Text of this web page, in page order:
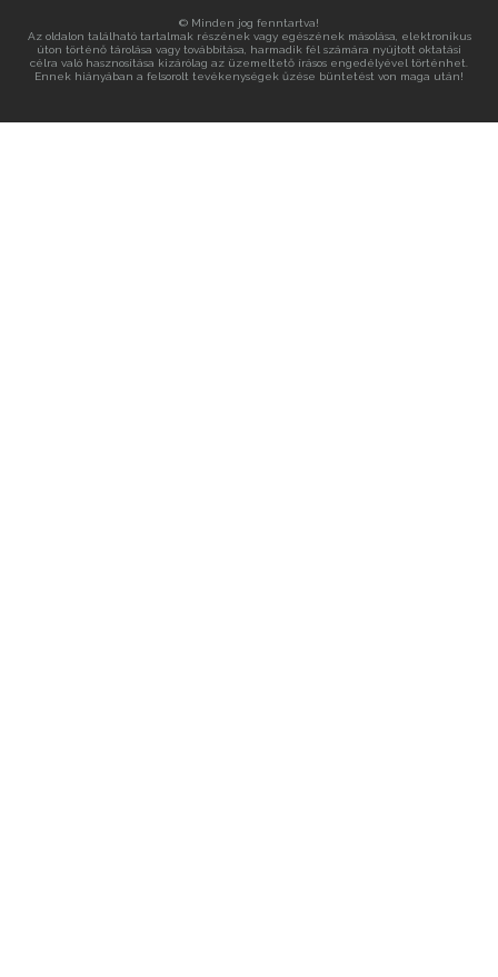
© Minden jog fenntartva!
Az oldalon található tartalmak részének vagy egészének másolása, elektronikus
úton történő tárolása vagy továbbítása, harmadik fél számára nyújtott oktatási
célra való hasznosítása kizárólag az üzemeltető írásos engedélyével történhet.
Ennek hiányában a felsorolt tevékenységek űzése büntetést von maga után!